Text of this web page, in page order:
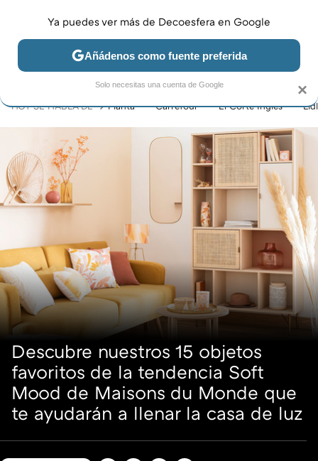
JARDÍN Y TERRAZA SALÓN DORMITORIO COCINA
HOY SE HABLA DE Planta Carrefour El Corte Inglés Lidl
Descubre nuestros 15 objetos
favoritos de la tendencia Soft
Mood de Maisons du Monde que
te ayudarán a llenar la casa de luz
×
Ya puedes ver más de Decoesfera en Google
Añádenos como fuente preferida
Solo necesitas una cuenta de Google